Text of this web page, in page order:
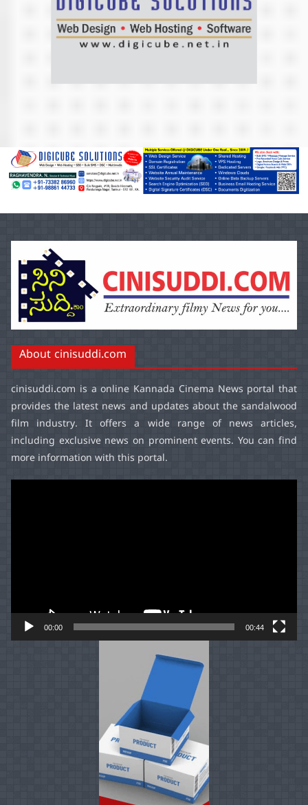
About cinisuddi.com
cinisuddi.com is a online Kannada Cinema News portal that
provides the latest news and updates about the sandalwood
film industry. It offers a wide range of news articles,
including exclusive news on prominent events. You can find
more information with this portal.
00:00 00:44